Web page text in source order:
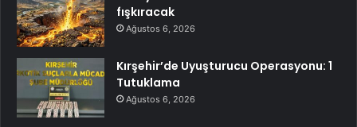
fışkıracak
Ağustos 6, 2026
Kırşehir’de Uyuşturucu Operasyonu: 1
Tutuklama
Ağustos 6, 2026